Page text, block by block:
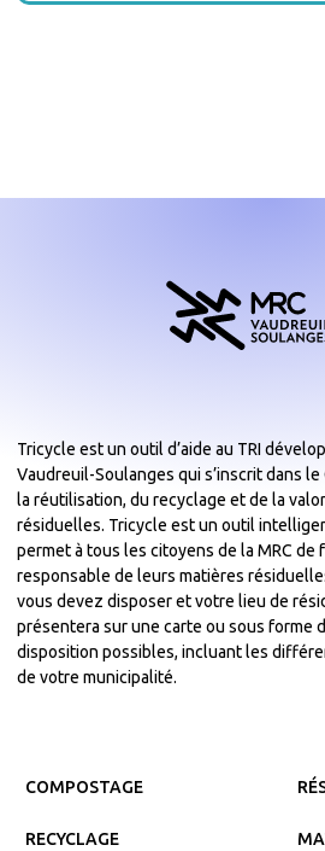
Tricycle est un outil d’aide au TRI
Vaudreuil-Soulanges qui s’inscrit dans le
la réutilisation, du recyclage et de la
résiduelles. Tricycle est un outil
permet à tous les citoyens de la MRC de
responsable de leurs matières
vous devez disposer et votre lieu de
présentera sur une carte ou sous forme
disposition possibles, incluant les
de votre municipalité.
COMPOSTAGE
RECYCLAGE